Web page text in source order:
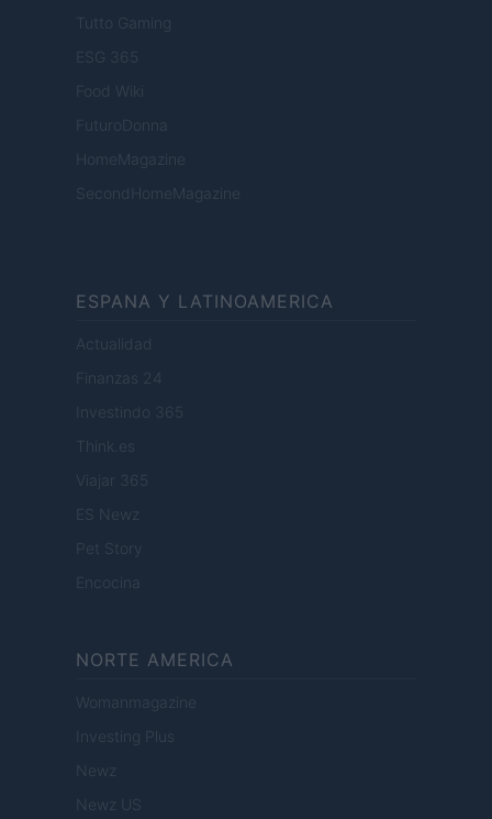
Tutto Gaming
ESG 365
Food Wiki
FuturoDonna
HomeMagazine
SecondHomeMagazine
ESPANA Y LATINOAMERICA
Actualidad
Finanzas 24
Investindo 365
Think.es
Viajar 365
ES Newz
Pet Story
Encocina
NORTE AMERICA
Womanmagazine
Investing Plus
Newz
Newz US